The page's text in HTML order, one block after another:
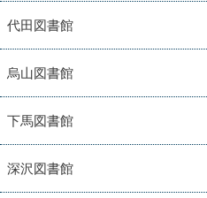
代田図書館
烏山図書館
下馬図書館
深沢図書館